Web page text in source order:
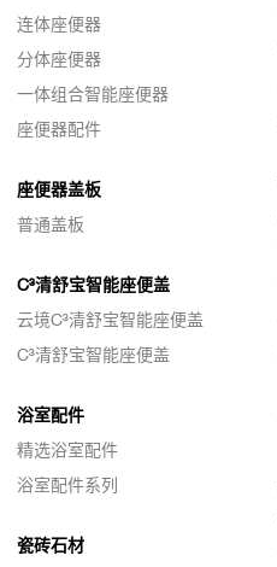
连体座便器
分体座便器
一体组合智能座便器
座便器配件
座便器盖板
普通盖板
C³清舒宝智能座便盖
云境C³清舒宝智能座便盖
C³清舒宝智能座便盖
浴室配件
精选浴室配件
浴室配件系列
瓷砖石材